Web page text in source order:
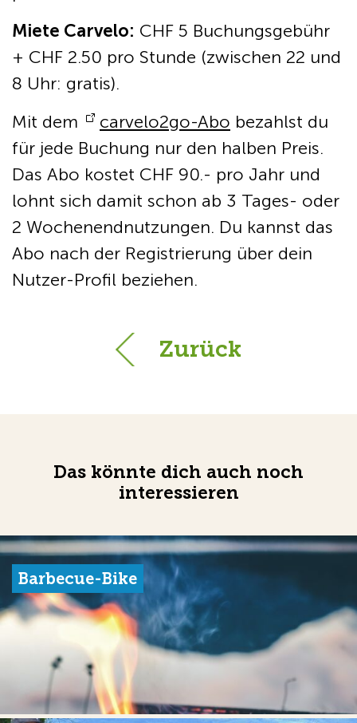
Miete Carvelo: CHF 5 Buchungsgebühr
+ CHF 2.50 pro Stunde (zwischen 22 und
8 Uhr: gratis).
Mit dem
carvelo2go-Abo bezahlst du
für jede Buchung nur den halben Preis.
Das Abo kostet CHF 90.- pro Jahr und
lohnt sich damit schon ab 3 Tages- oder
2 Wochenendnutzungen. Du kannst das
Abo nach der Registrierung über dein
Nutzer-Profil beziehen.
Zurück
Das könnte dich auch noch
interessieren
Barbecue-Bike